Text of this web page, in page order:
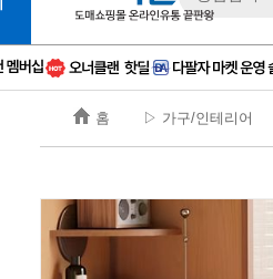
홈 ▷ 가구/인테리어